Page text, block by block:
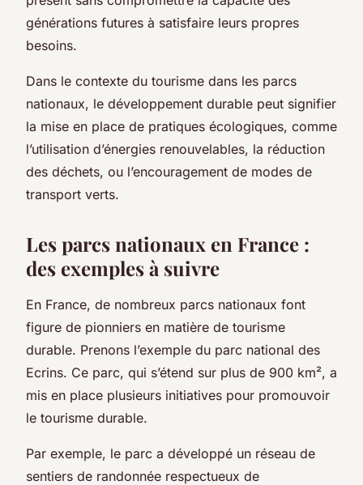
générations futures à satisfaire leurs propres
besoins.
Dans le contexte du tourisme dans les parcs
nationaux, le développement durable peut signifier
la mise en place de pratiques écologiques, comme
l’utilisation d’énergies renouvelables, la réduction
des déchets, ou l’encouragement de modes de
transport verts.
Les parcs nationaux en France :
des exemples à suivre
En France, de nombreux parcs nationaux font
figure de pionniers en matière de tourisme
durable. Prenons l’exemple du parc national des
Ecrins. Ce parc, qui s’étend sur plus de 900 km², a
mis en place plusieurs initiatives pour promouvoir
le tourisme durable.
Par exemple, le parc a développé un réseau de
sentiers de randonnée respectueux de